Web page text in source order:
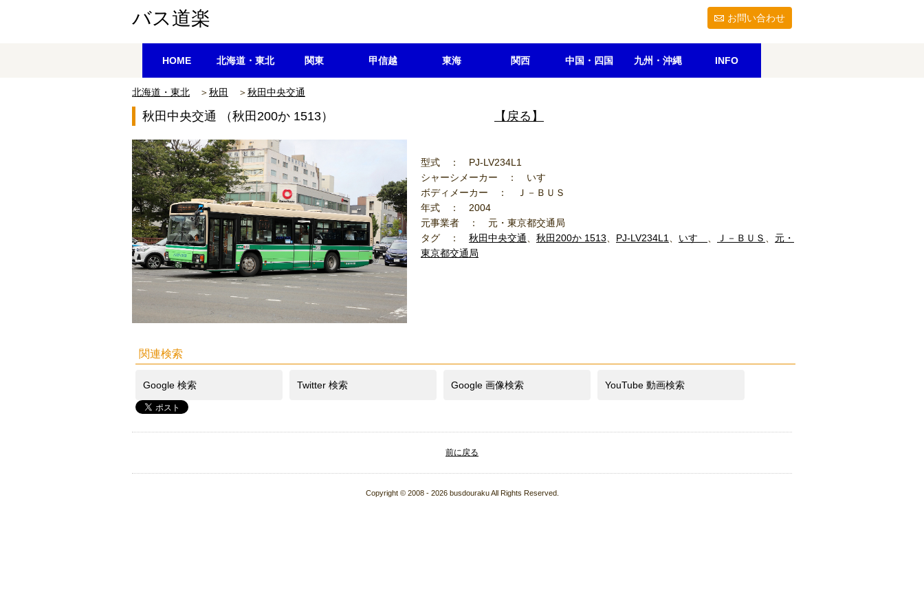
バス道楽 お問い合わせ
HOME 北海道・東北 関東 甲信越 東海 関西 中国・四国 九州・沖縄 INFO
北海道・東北 ＞秋田 ＞秋田中央交通
秋田中央交通 （秋田200か 1513） 【戻る】
型式 ： PJ-LV234L1
シャーシメーカー ： いすゞ
ボディメーカー ： Ｊ－ＢＵＳ
年式 ： 2004
元事業者 ： 元・東京都交通局
タグ ： 秋田中央交通 秋田200か 1513 PJ-LV234L1 いすゞ Ｊ－ＢＵＳ
元・
東京都交通局
関連検索
Google 検索 Twitter 検索 Google 画像検索 YouTube 動画検索
前に戻る
Copyright © 2008 - 2026 busdouraku All Rights Reserved.